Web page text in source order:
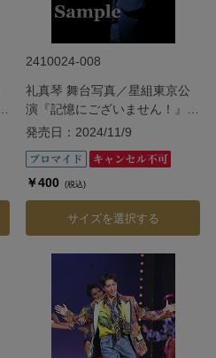
2410024-008
礼真琴 舞台写真／星組東京公
演『記憶にございません！』
『Tiara Azul ―Destino―』
発売日：2024/11/9
￥400 (税込)
サイズを選択する